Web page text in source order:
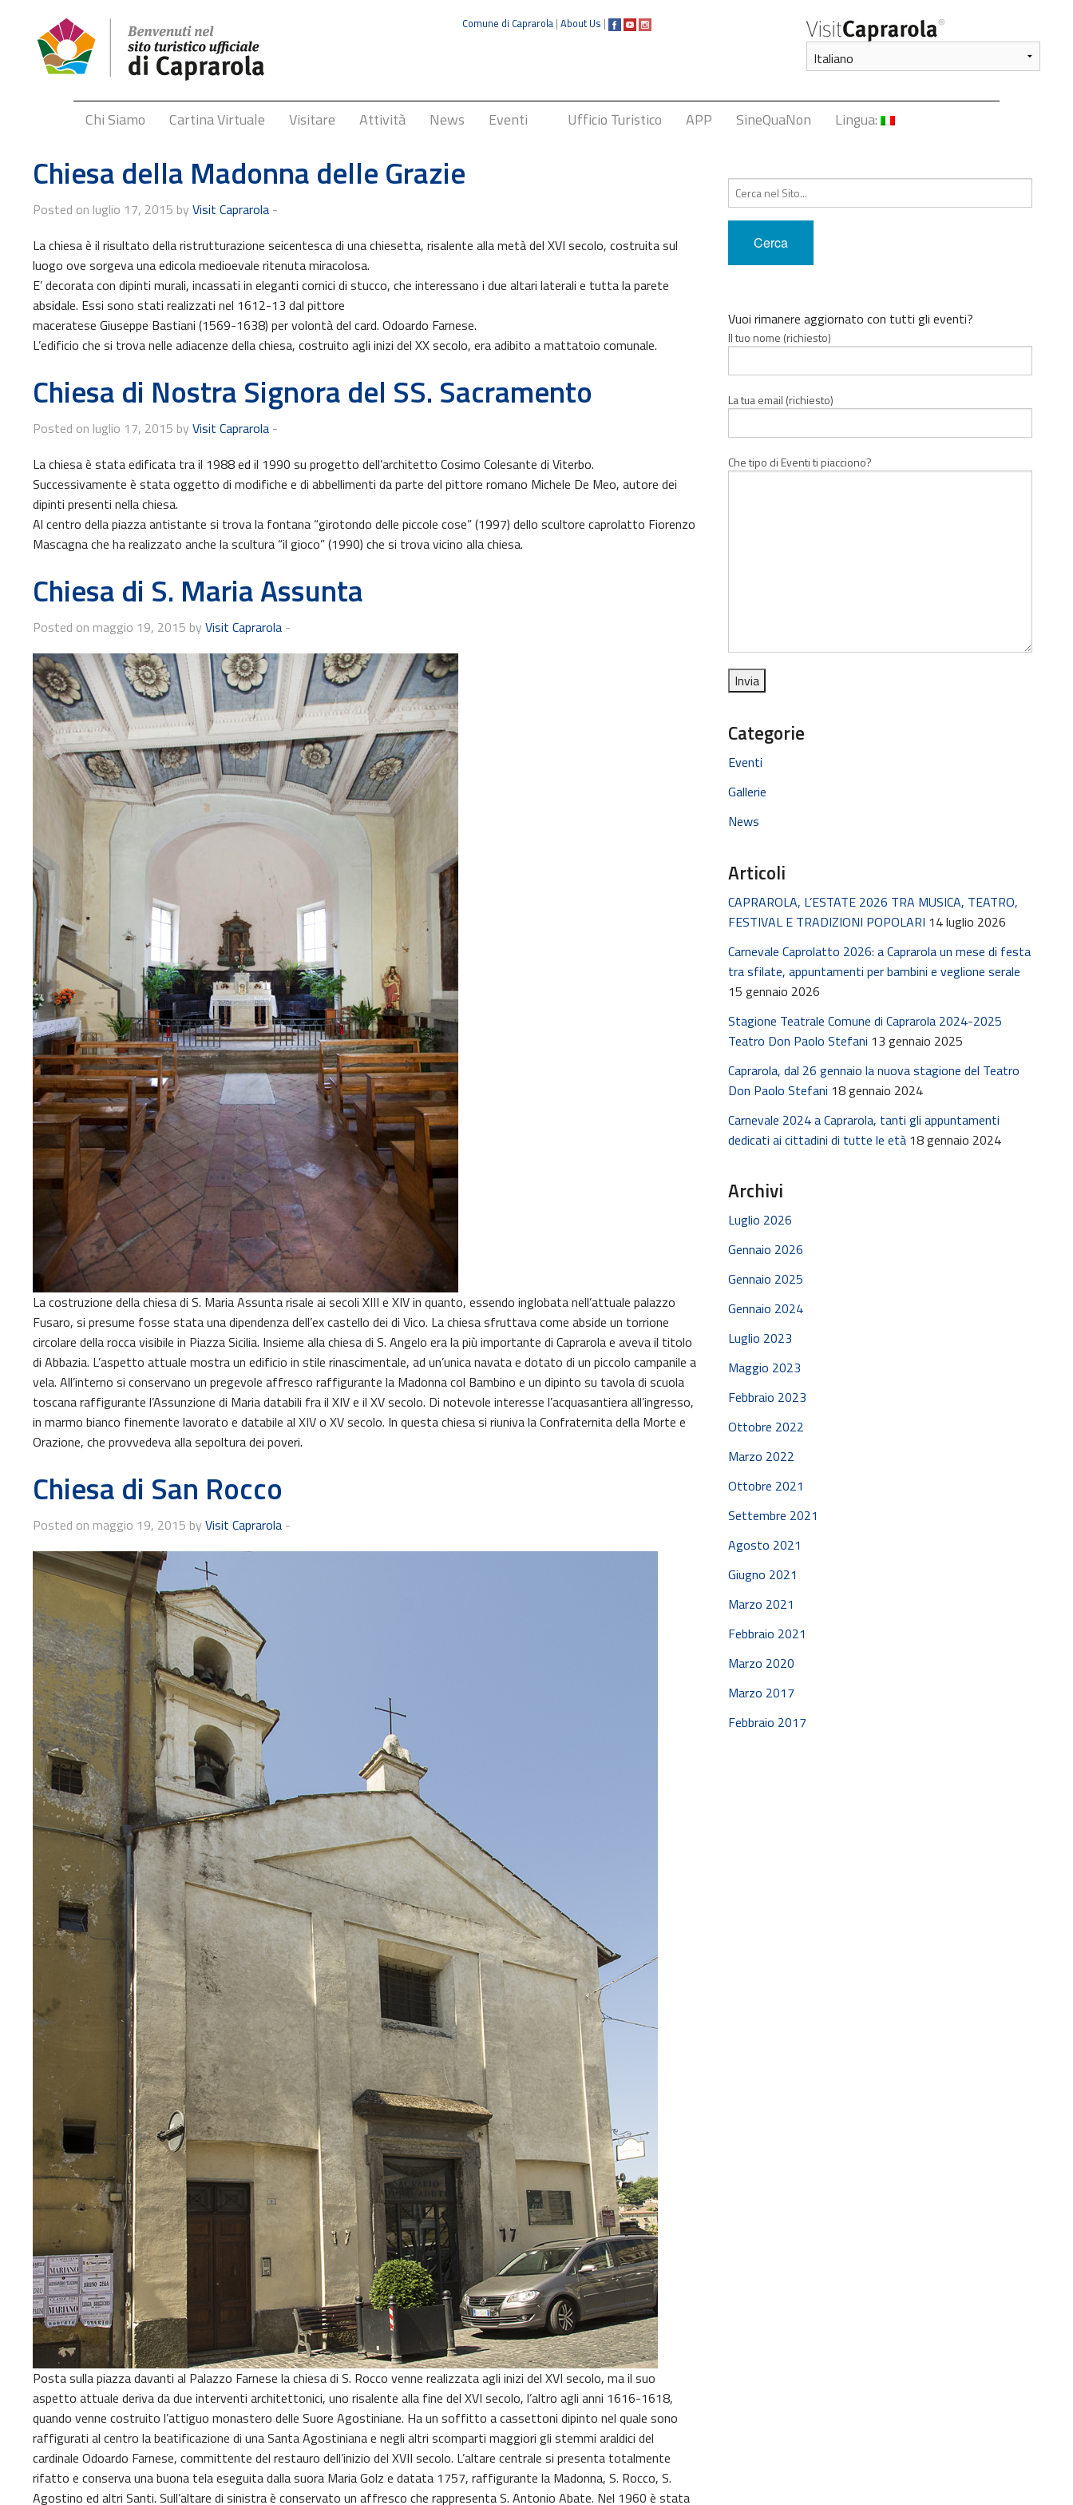
Comune di Caprarola |About Us |
Chi Siamo Cartina Virtuale Visitare Attività News
Eventi
Ufficio Turistico APP SineQuaNon
Lingua:
Chiesa della Madonna delle Grazie
Posted on luglio 17, 2015 by Visit Caprarola-
La chiesa è il risultato della ristrutturazione seicentesca di una chiesetta, risalente alla metà del XVI secolo, costruita sul
luogo ove sorgeva una edicola medioevale ritenuta miracolosa.
E’ decorata con dipinti murali, incassati in eleganti cornici di stucco, che interessano i due altari laterali e tutta la parete
absidale. Essi sono stati realizzati nel 1612-13 dal pittore
maceratese Giuseppe Bastiani (1569-1638) per volontà del card. Odoardo Farnese.
L’edificio che si trova nelle adiacenze della chiesa, costruito agli inizi del XX secolo, era adibito a mattatoio comunale.
Chiesa di Nostra Signora del SS. Sacramento
Posted on luglio 17, 2015 by Visit Caprarola-
La chiesa è stata edificata tra il 1988 ed il 1990 su progetto dell’architetto Cosimo Colesante di Viterbo.
Successivamente è stata oggetto di modifiche e di abbellimenti da parte del pittore romano Michele De Meo, autore dei
dipinti presenti nella chiesa.
Al centro della piazza antistante si trova la fontana “girotondo delle piccole cose” (1997) dello scultore caprolatto Fiorenzo
Mascagna che ha realizzato anche la scultura “il gioco” (1990) che si trova vicino alla chiesa.
Chiesa di S. Maria Assunta
Posted on maggio 19, 2015 by Visit Caprarola-
La costruzione della chiesa di S. Maria Assunta risale ai secoli XIII e XIV in quanto, essendo inglobata nell’attuale palazzo
Fusaro, si presume fosse stata una dipendenza dell’ex castello dei di Vico. La chiesa sfruttava come abside un torrione
circolare della rocca visibile in Piazza Sicilia. Insieme alla chiesa di S. Angelo era la più importante di Caprarola e aveva il titolo
di Abbazia. L’aspetto attuale mostra un edificio in stile rinascimentale, ad un’unica navata e dotato di un piccolo campanile a
vela. All’interno si conservano un pregevole affresco raffigurante la Madonna col Bambino e un dipinto su tavola di scuola
toscana raffigurante l’Assunzione di Maria databili fra il XIV e il XV secolo. Di notevole interesse l’acquasantiera all’ingresso,
in marmo bianco finemente lavorato e databile al XIV o XV secolo. In questa chiesa si riuniva la Confraternita della Morte e
Orazione, che provvedeva alla sepoltura dei poveri.
Chiesa di San Rocco
Posted on maggio 19, 2015 by Visit Caprarola-
Posta sulla piazza davanti al Palazzo Farnese la chiesa di S. Rocco venne realizzata agli inizi del XVI secolo, ma il suo
aspetto attuale deriva da due interventi architettonici, uno risalente alla fine del XVI secolo, l’altro agli anni 1616-1618,
quando venne costruito l’attiguo monastero delle Suore Agostiniane. Ha un soffitto a cassettoni dipinto nel quale sono
raffigurati al centro la beatificazione di una Santa Agostiniana e negli altri scomparti maggiori gli stemmi araldici del
cardinale Odoardo Farnese, committente del restauro dell’inizio del XVII secolo. L’altare centrale si presenta totalmente
rifatto e conserva una buona tela eseguita dalla suora Maria Golz e datata 1757, raffigurante la Madonna, S. Rocco, S.
Agostino ed altri Santi. Sull’altare di sinistra è conservato un affresco che rappresenta S. Antonio Abate. Nel 1960 è stata
Cerca:
Vuoi rimanere aggiornato con tutti gli eventi?
Il tuo nome (richiesto)
La tua email (richiesto)
Che tipo di Eventi ti piacciono?
Categorie
Eventi
Gallerie
News
Articoli
CAPRAROLA, L’ESTATE 2026 TRA MUSICA, TEATRO,
FESTIVAL E TRADIZIONI POPOLARI 14 luglio 2026
Carnevale Caprolatto 2026: a Caprarola un mese di festa
tra sfilate, appuntamenti per bambini e veglione serale
15 gennaio 2026
Stagione Teatrale Comune di Caprarola 2024-2025
Teatro Don Paolo Stefani 13 gennaio 2025
Caprarola, dal 26 gennaio la nuova stagione del Teatro
Don Paolo Stefani 18 gennaio 2024
Carnevale 2024 a Caprarola, tanti gli appuntamenti
dedicati ai cittadini di tutte le età 18 gennaio 2024
Archivi
Luglio 2026
Gennaio 2026
Gennaio 2025
Gennaio 2024
Luglio 2023
Maggio 2023
Febbraio 2023
Ottobre 2022
Marzo 2022
Ottobre 2021
Settembre 2021
Agosto 2021
Giugno 2021
Marzo 2021
Febbraio 2021
Marzo 2020
Marzo 2017
Febbraio 2017